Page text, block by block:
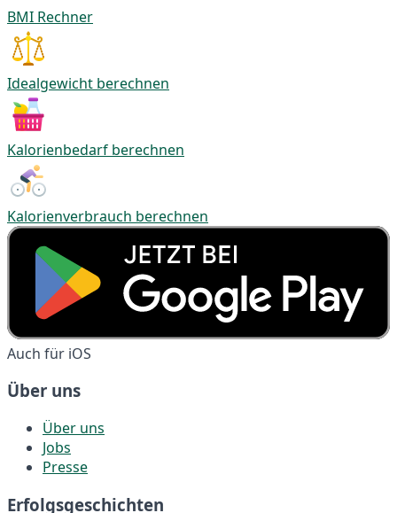
BMI Rechner
Idealgewicht berechnen
Kalorienbedarf berechnen
Kalorienverbrauch berechnen
Auch für iOS
Über uns
Über uns
Jobs
Presse
Erfolgsgeschichten